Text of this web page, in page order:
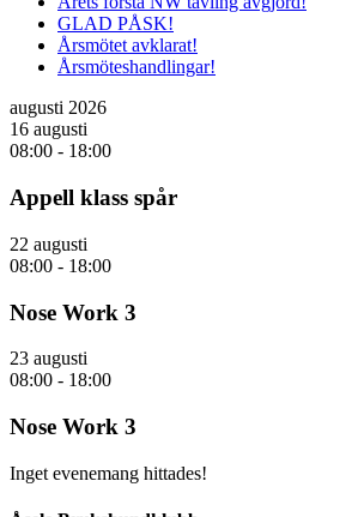
GLAD PÅSK!
Årsmötet avklarat!
Årsmöteshandlingar!
augusti 2026
16 augusti
08:00 - 18:00
Appell klass spår
22 augusti
08:00 - 18:00
Nose Work 3
23 augusti
08:00 - 18:00
Nose Work 3
Inget evenemang hittades!